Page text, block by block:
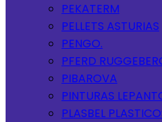
PEKATERM
PELLETS ASTURIAS
PENGO.
PFERD
PIBAROVA
PINTURAS
PLASBEL